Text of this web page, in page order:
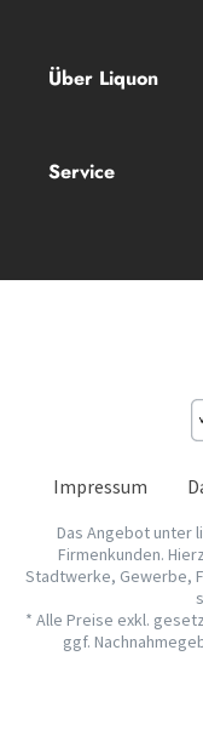
Über Liquon
Service
Impressum
Das Angebot unter
Firmenkunden.
Stadtwerke, Gewerbe,
* Alle Preise exkl.
ggf.